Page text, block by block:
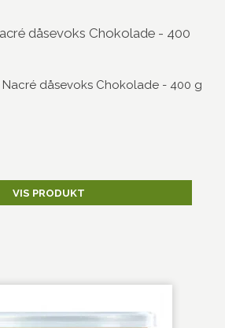
dåsevoks Chokolade - 400
dåsevoks Chokolade - 400 g
VIS PRODUKT